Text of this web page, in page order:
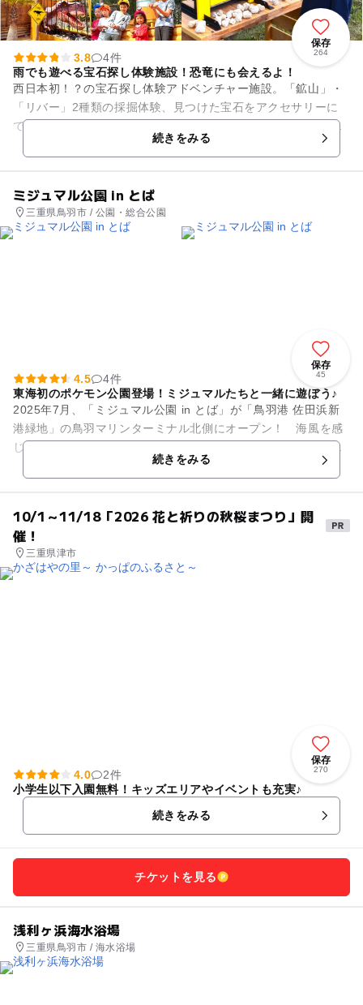
保存
264
3.8
4件
雨でも遊べる宝石探し体験施設！恐竜にも会えるよ！
西日本初！？の宝石探し体験アドベンチャー施設。「鉱山」・
「リバー」2種類の採掘体験、見つけた宝石をアクセサリーに
できる「ストーン工房」、地球の神秘を感じる「ジオード割り
体験」など、お子様はもちろ...続きをみる
ミジュマル公園 in とば
三重県鳥羽市 / 公園・総合公園
保存
45
4.5
4件
東海初のポケモン公園登場！ミジュマルたちと一緒に遊ぼう♪
2025年7月、「ミジュマル公園 in とば」が「⿃⽻港 佐⽥浜新
港緑地」の⿃⽻マリンターミナル北側にオープン！ 海風を感
じる園内には、チューブスライダーやネット遊具が魅力の複合
続きをみる
10/1～11/18「2026 花と祈りの秋桜まつり」開
催！
三重県津市
保存
270
4.0
2件
小学生以下入園無料！キッズエリアやイベントも充実♪
続きをみる
チケットを見る
浅利ヶ浜海水浴場
三重県鳥羽市 / 海水浴場